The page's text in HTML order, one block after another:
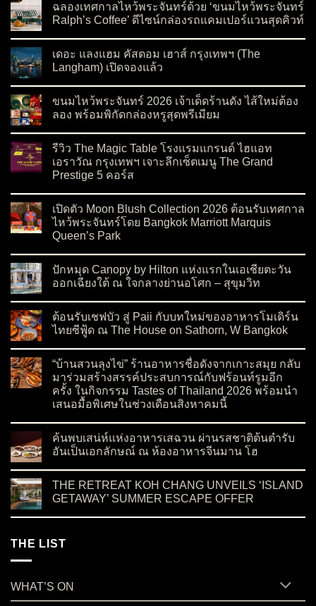
ฉลองเทศกาลไหว้พระจันทร์ด้วย ‘ขนมไหว้พระจันทร์
Ralph’s Coffee’ ดีไซน์กล่องรถแคมเปอร์แวนสุดคิวท์
เดอะ แลงแฮม คัสตอม เฮาส์ กรุงเทพฯ (The
Langham) เปิดจองแล้ว
ขนมไหว้พระจันทร์ 2026 เจ้าเด็ดร้านดัง ไส้ใหม่ต้อง
ลอง พร้อมพิกัดกล่องหรูสุดพรีเมียม
รีวิว The Magic Table โรงแรมแกรนด์ ไฮแอท
เอราวัณ กรุงเทพฯ เจาะลึกเซ็ตเมนู The Grand
Prestige 5 คอร์ส
เปิดตัว Moon Blush Collection 2026 ต้อนรับเทศกาล
ไหว้พระจันทร์โดย Bangkok Marriott Marquis
Queen’s Park
ปักหมุด Canopy by Hilton แห่งแรกในเอเชียตะวัน
ออกเฉียงใต้ ณ ใจกลางย่านอโศก – สุขุมวิท
ต้อนรับเชฟบัว สู่ Paii กับบทใหม่ของอาหารโมเดิร์น
ไทยซีฟู้ด ณ The House on Sathorn, W Bangkok
“บ้านสวนลุงไข่” ร้านอาหารชื่อดังจากเกาะสมุย กลับ
มาร่วมสร้างสรรค์ประสบการณ์กับฟร้อนท์รูมอีก
ครั้ง ในกิจกรรม Tastes of Thailand 2026 พร้อมนำ
เสนอมื้อพิเศษในช่วงเดือนสิงหาคมนี้
ค้นพบเสน่ห์แห่งอาหารเสฉวน ผ่านรสชาติต้นตำรับ
อันเป็นเอกลักษณ์ ณ ห้องอาหารจีนมาน โฮ
THE RETREAT KOH CHANG UNVEILS ‘ISLAND
GETAWAY’ SUMMER ESCAPE OFFER
THE LIST
WHAT’S ON